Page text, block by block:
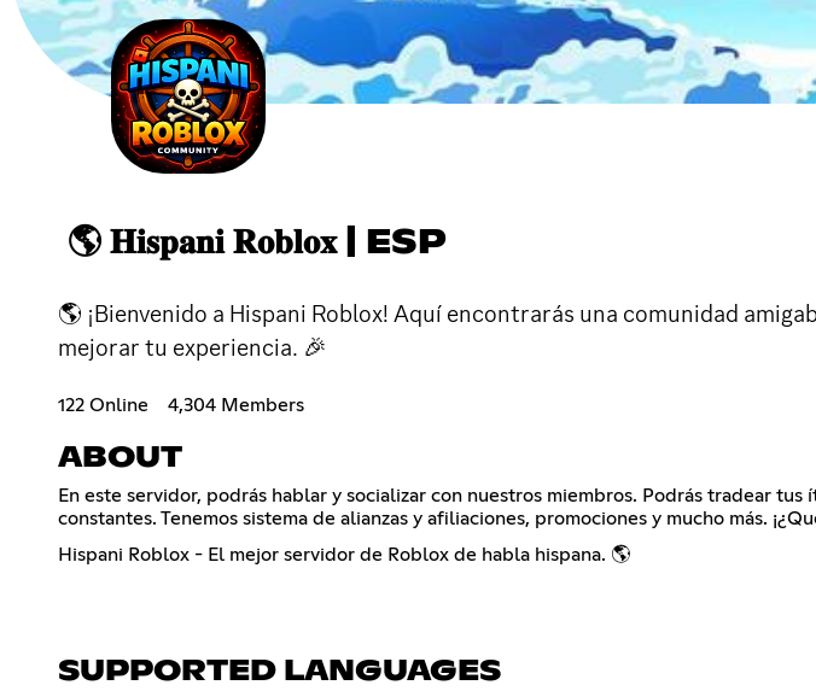
🌎 𝐇𝐢𝐬𝐩𝐚𝐧𝐢 𝐑𝐨𝐛𝐥𝐨𝐱 | ESP
🌎 ¡Bienvenido a Hispani Roblox! Aquí encontrarás una comunidad
mejorar tu experiencia. 🎉
122 Online 4,304 Members
ABOUT
En este servidor, podrás hablar y socializar con nuestros miembros. Podrás tradear
constantes. Tenemos sistema de alianzas y afiliaciones, promociones y mucho más.
Hispani Roblox - El mejor servidor de Roblox de habla hispana. 🌎
SUPPORTED LANGUAGES